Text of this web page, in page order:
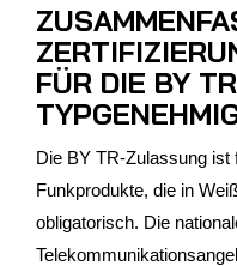
FÜR DIE BY
Die BY TR-Zulassung ist
Funkprodukte, die in
obligatorisch. Die